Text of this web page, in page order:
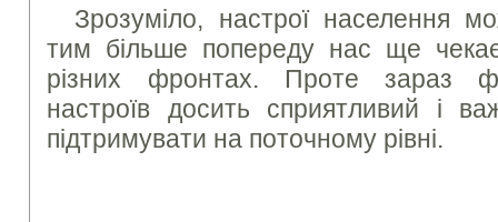
Зрозуміло, настрої населення
тим більше попереду нас ще
різних фронтах. Проте зараз
настроїв досить сприятливий і
підтримувати на поточному рівні.